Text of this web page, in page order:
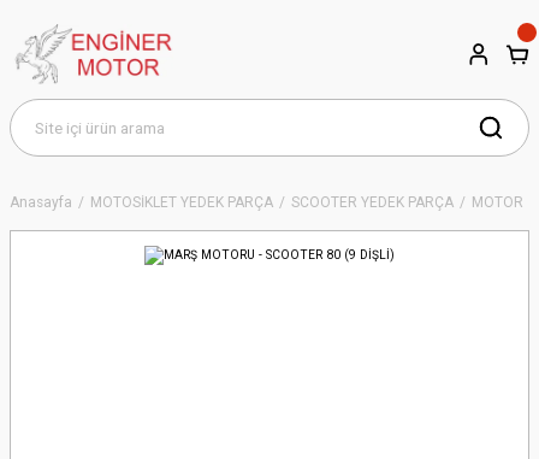
Anasayfa MOTOSİKLET YEDEK PARÇA SCOOTER YEDEK PARÇA MOTOR